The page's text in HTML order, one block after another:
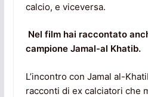
calcio, e viceversa.
Nel film hai raccontato
campione Jamal-al Khatib.
L’incontro con Jamal al-
racconti di ex calciatori che